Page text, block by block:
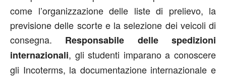
come l’organizzazione delle liste di prelievo, la
previsione delle scorte e la selezione dei veicoli di
consegna. Responsabile delle spedizioni
internazionali, gli studenti imparano a conoscere
gli Incoterms, la documentazione internazionale e